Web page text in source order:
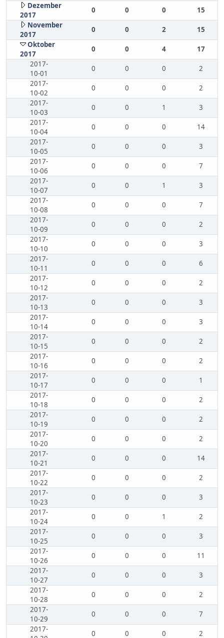
Dezember
2017
0 0 0
15
November
2017
0 0 2
15
Oktober
2017
0 0 4
17
2017-
10-01
0 0 0
2
2017-
10-02
0 0 0
2
2017-
10-03
0 0 1
3
2017-
10-04
0 0 0
14
2017-
10-05
0 0 0
3
2017-
10-06
0 0 0
7
2017-
10-07
0 0 1
3
2017-
10-08
0 0 0
7
2017-
10-09
0 0 0
2
2017-
10-10
0 0 0
3
2017-
10-11
0 0 0
6
2017-
10-12
0 0 0
2
2017-
10-13
0 0 0
3
2017-
10-14
0 0 0
3
2017-
10-15
0 0 0
2
2017-
10-16
0 0 0
2
2017-
10-17
0 0 0
1
2017-
10-18
0 0 0
2
2017-
10-19
0 0 0
2
2017-
10-20
0 0 0
2
2017-
10-21
0 0 0
14
2017-
10-22
0 0 0
2
2017-
10-23
0 0 0
3
2017-
10-24
0 0 1
2
2017-
10-25
0 0 0
3
2017-
10-26
0 0 0
11
2017-
10-27
0 0 0
3
2017-
10-28
0 0 0
2
2017-
10-29
0 0 0
7
2017-
0 0 0 2